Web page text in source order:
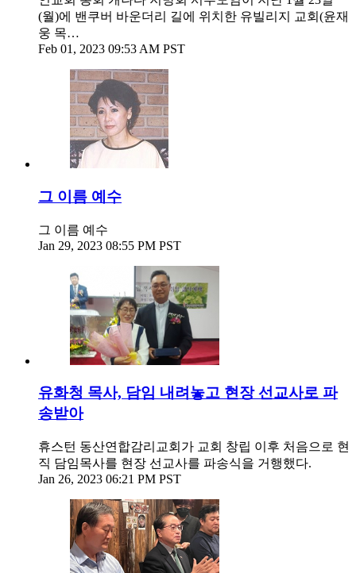
(월)에 밴쿠버 바운더리 길에 위치한 유빌리지 교회(윤재
웅 목…
Feb 01, 2023 09:53 AM PST
그 이름 예수
그 이름 예수
Jan 29, 2023 08:55 PM PST
유화청 목사, 담임 내려놓고 현장 선교사로 파
송받아
휴스턴 동산연합감리교회가 교회 창립 이후 처음으로 현
직 담임목사를 현장 선교사를 파송식을 거행했다.
Jan 26, 2023 06:21 PM PST